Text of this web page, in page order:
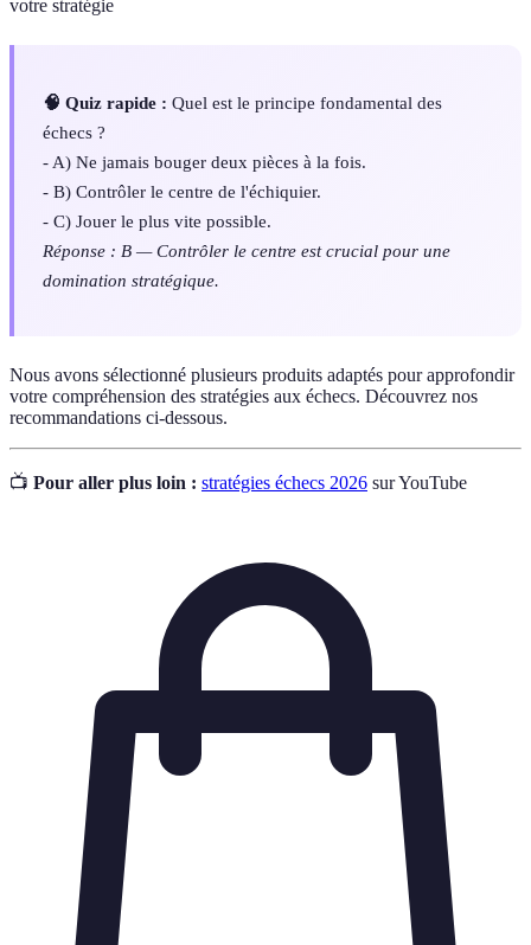
votre stratégie
🧠 Quiz rapide : Quel est le principe fondamental des
échecs ?
- A) Ne jamais bouger deux pièces à la fois.
- B) Contrôler le centre de l'échiquier.
- C) Jouer le plus vite possible.
Réponse : B — Contrôler le centre est crucial pour une
domination stratégique.
Nous avons sélectionné plusieurs produits adaptés pour approfondir
votre compréhension des stratégies aux échecs. Découvrez nos
recommandations ci-dessous.
📺 Pour aller plus loin : stratégies échecs 2026 sur YouTube